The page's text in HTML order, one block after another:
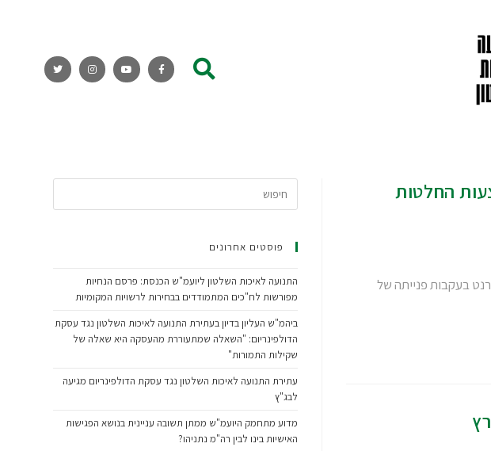
החלטות
בעקבות פנייתה של
פוסטים אחרונים
התנועה לאיכות השלטון ליועמ"ש הכנסת: פרסם הנחיות
מפורשות לח"כים המתמודדים בבחירות לרשויות המקומיות
ביהמ"ש העליון בדיון בעתירת התנועה לאיכות השלטון נגד עסקת
הדולפינריום: "השאלה שמתעוררת מהעסקה היא שאלה של
שקילות התמורות"
עתירת התנועה לאיכות השלטון נגד עסקת הדולפינריום מגיעה
לבג"ץ
מדוע מתחמק היועמ"ש ממתן תשובה עניינית בנושא הפגישות
האישיות בינו לבין רה"מ נתניהו?